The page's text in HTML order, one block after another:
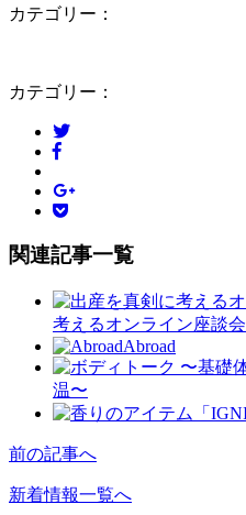
カテゴリー：
カテゴリー：
関連記事一覧
考えるオンライン座談会
Abroad
温〜
前の記事へ
新着情報一覧へ